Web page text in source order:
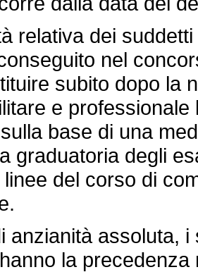
dei suddetti
nel
subito dopo la
e
base di una
graduatoria degli
del corso di
assoluta, i
la precedenza